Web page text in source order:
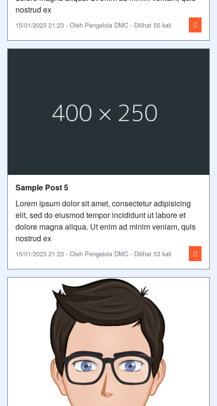
nostrud ex
15/01/2023 21:23 - Oleh Pengelola DMC - Dilihat 55 kali
Sample Post 5
Lorem ipsum dolor sit amet, consectetur adipisicing
elit, sed do eiusmod tempor incididunt ut labore et
dolore magna aliqua. Ut enim ad minim veniam, quis
nostrud ex
15/01/2023 21:23 - Oleh Pengelola DMC - Dilihat 53 kali